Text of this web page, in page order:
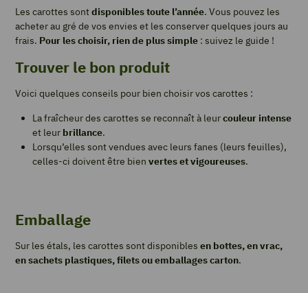
Les carottes sontdisponibles toute l’année. Vous pouvez les
acheter au gré de vos envies et les conserver quelques jours au
frais. Pour les choisir, rien de plus simple : suivez le guide !
Trouver le bon produit
Voici quelques conseils pour bien choisir vos carottes :
La fraîcheur des carottes se reconnaît à leurcouleur intense
et leur brillance.
Lorsqu’elles sont vendues avec leurs fanes (leurs feuilles),
celles-ci doivent être bien vertes et vigoureuses.
Emballage
Sur les étals, les carottes sont disponibles en bottes, en vrac,
en sachets plastiques, filets ou emballages carton.